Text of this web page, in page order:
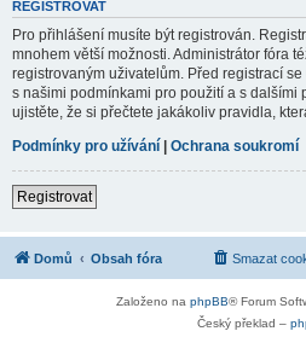
REGISTROVAT
Pro přihlášení musíte být registrován.
mnohem větší možnosti. Administrátor fóra
registrovaným uživatelům. Před registrací
s našimi podmínkami pro použití a s dalšími
ujistěte, že si přečtete jakákoliv pravidla,
Podmínky pro užívání | Ochrana soukromí
Registrovat
Domů Obsah fóra Smazat
Založeno na phpBB® Forum
Český překlad –